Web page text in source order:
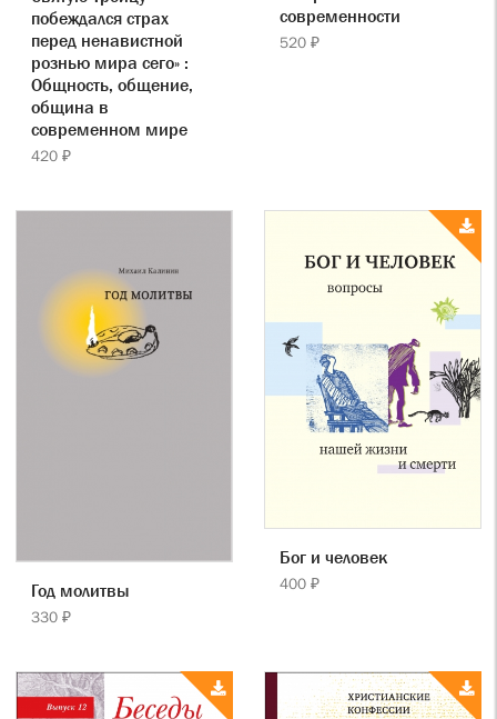
побеждался страх
перед ненавистной
рознью мира сего» :
Общность, общение,
община в
современном мире
420 ₽
современности
520 ₽
Год молитвы
330 ₽
Бог и человек
400 ₽